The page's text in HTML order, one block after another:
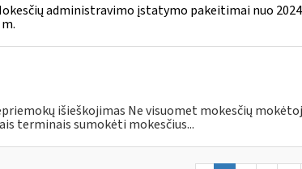
administravimo įstatymo pakeitimai nuo
išieškojimas Ne visuomet mokesčių
terminais sumokėti mokesčius...